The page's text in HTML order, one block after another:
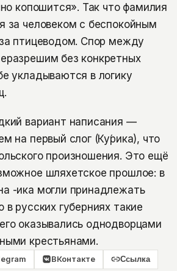
копошится». Так что фамилия
за человеком с беспокойным
птицеводом. Спор между
без конкретных
укладываются в логику
вариант написания —
на первый слог (Ку́рика), что
произношения. Это ещё
шляхетское прошлое: в
-ика могли принадлежать
русских губерниях такие
оказывались однодворцами
крестьянами.
ВКонтакте Ссылка